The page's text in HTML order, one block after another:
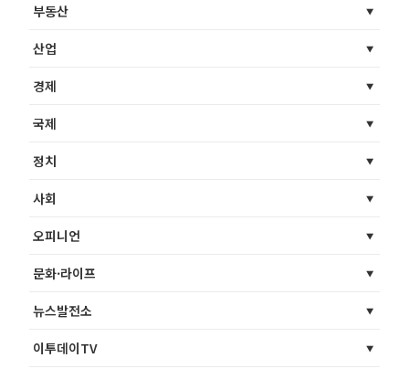
부동산
산업
경제
국제
정치
사회
오피니언
문화·라이프
뉴스발전소
이투데이TV